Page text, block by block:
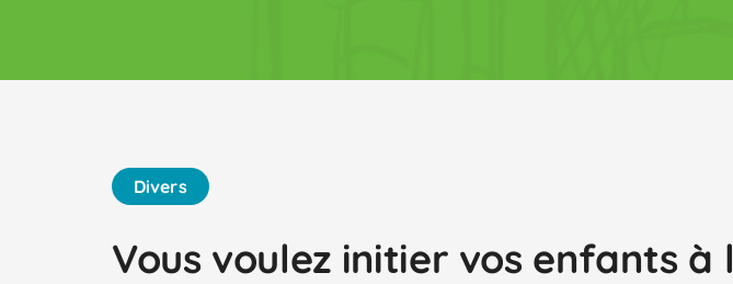
Divers
Vous voulez initier vos enfants